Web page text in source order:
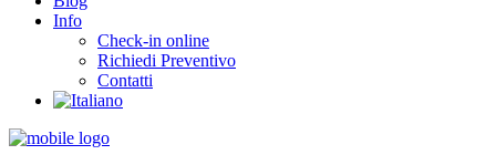
Info
Check-in online
Richiedi Preventivo
Contatti